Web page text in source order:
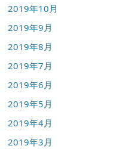
2019年10月
2019年9月
2019年8月
2019年7月
2019年6月
2019年5月
2019年4月
2019年3月